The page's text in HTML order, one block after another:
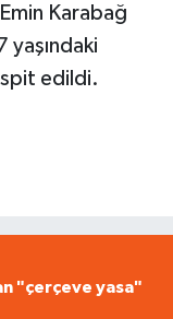
Karabağ
yaşındaki
edildi.
"çerçeve yasa"